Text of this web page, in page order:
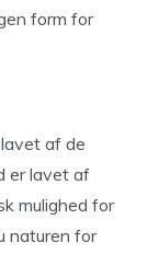
form for
af de
er lavet af
mulighed for
naturen for